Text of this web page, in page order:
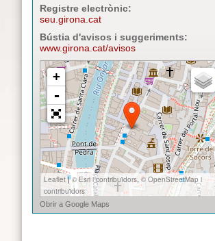
Registre electrònic:
seu.girona.cat
Bústia d'avisos i suggeriments:
www.girona.cat/avisos